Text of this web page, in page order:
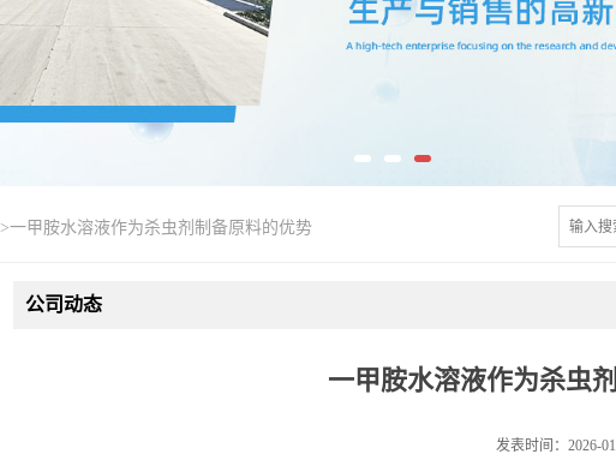
>一甲胺水溶液作为杀虫剂制备原料的优势
公司动态
一甲胺水溶液作为杀虫
发表时间：2026-